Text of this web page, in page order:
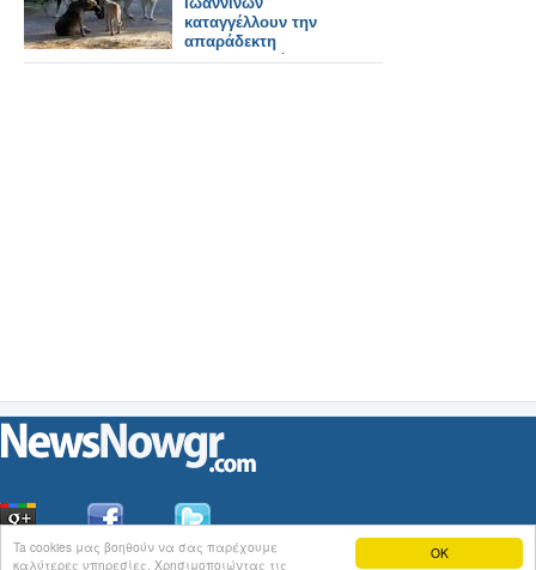
OK
Ta cookies μας βοηθούν να σας παρέχουμε
καλύτερες υπηρεσίες. Χρησιμοποιώντας τις
καταγγέλλουν την
απαράδεκτη
συμπεριφορά των...